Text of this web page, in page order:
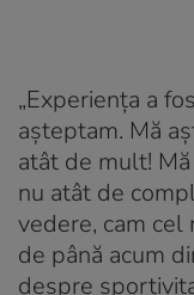
„Experiența a
așteptam. Mă
atât de mult!
nu atât de
vedere, cam
de până acum
despre